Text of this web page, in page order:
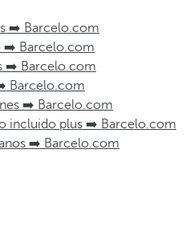
➡️ Barcelo.com
➡️ Barcelo.com
➡️ Barcelo.com
Barcelo.com
➡️ Barcelo.com
incluido plus ➡️ Barcelo.com
➡️ Barcelo.com